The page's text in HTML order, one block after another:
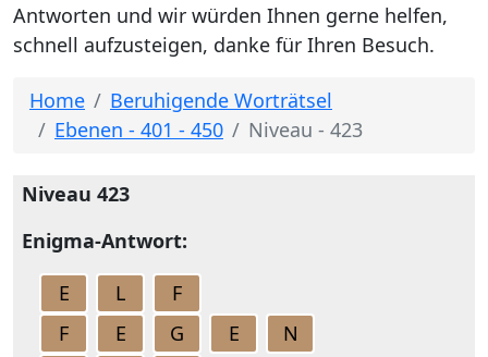
Antworten und wir würden Ihnen gerne helfen,
schnell aufzusteigen, danke für Ihren Besuch.
Home
Beruhigende Worträtsel
Ebenen - 401 - 450
Niveau - 423
Niveau 423
Enigma-Antwort:
E
L
F
F
E G E
N